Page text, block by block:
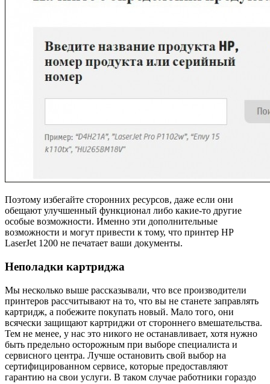
Поэтому избегайте сторонних ресурсов, даже если они
обещают улучшенный функционал либо какие-то другие
особые возможности. Именно эти дополнительные
возможности и могут привести к тому, что принтер HP
LaserJet 1200 не печатает ваши документы.
Неполадки картриджа
Мы несколько выше рассказывали, что все производители
принтеров рассчитывают на то, что вы не станете заправлять
картридж, а побежите покупать новый. Мало того, они
всячески защищают картриджи от стороннего вмешательства.
Тем не менее, у нас это никого не останавливает, хотя нужно
быть предельно осторожным при выборе специалиста и
сервисного центра. Лучше остановить свой выбор на
сертифицированном сервисе, которые предоставляют
гарантию на свои услуги. В таком случае работники гораздо